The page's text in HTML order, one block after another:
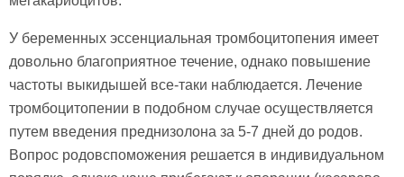
У беременных эссенциальная тромбоцитопения имеет
довольно благоприятное течение, однако повышение
частоты выкидышей все-таки наблюдается. Лечение
тромбоцитопении в подобном случае осуществляется
путем введения преднизолона за 5-7 дней до родов.
Вопрос родовспоможения решается в индивидуальном